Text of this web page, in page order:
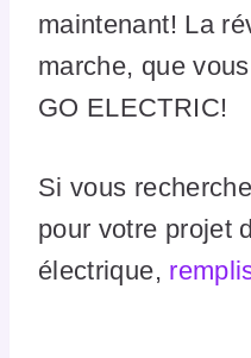
maintenant! La
marche, que
GO ELECTRIC!
Si vous
pour votre projet
électrique,